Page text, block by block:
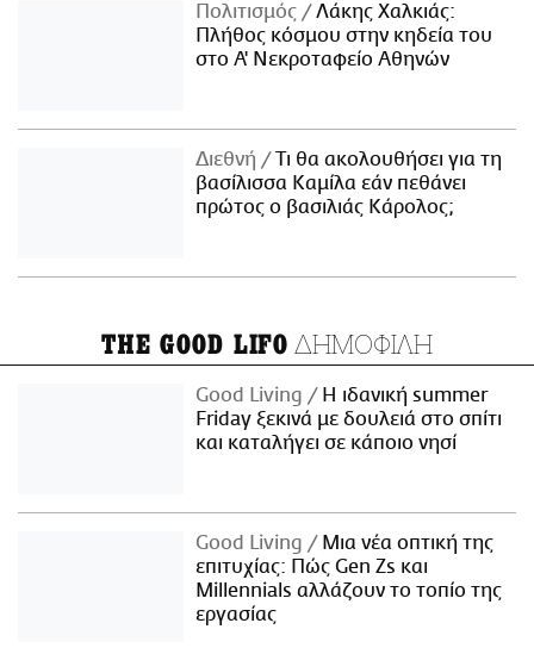
Πολιτισμός
Λάκης Χαλκιάς:
Πλήθος κόσμου στην κηδεία του
στο Α' Νεκροταφείο Αθηνών
Διεθνή
Τι θα ακολουθήσει για τη
βασίλισσα Καμίλα εάν πεθάνει
πρώτος ο βασιλιάς Κάρολος;
THE GOOD LIFO ΔΗΜΟΦΙΛΗ
Good Living
Η ιδανική summer
Friday ξεκινά με δουλειά στο σπίτι
και καταλήγει σε κάποιο νησί
Good Living
Μια νέα οπτική της
επιτυχίας: Πώς Gen Zs και
Millennials αλλάζουν το τοπίο της
εργασίας